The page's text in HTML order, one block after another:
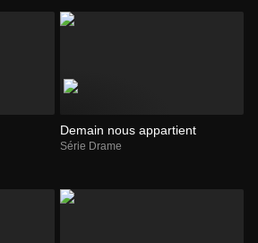
Demain nous appartient
Série Drame